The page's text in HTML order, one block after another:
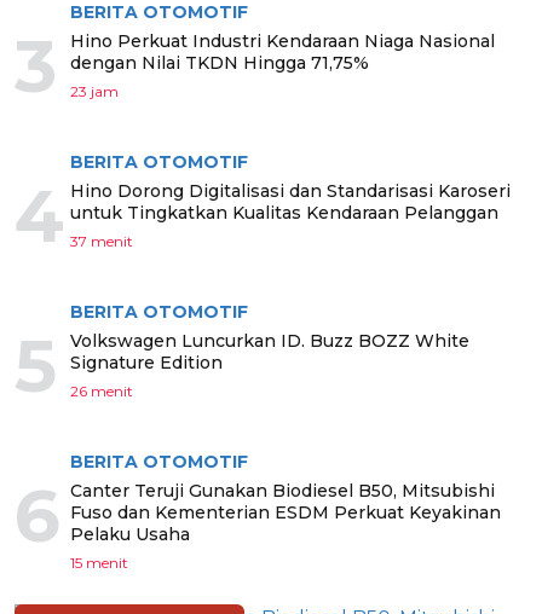
3
BERITA OTOMOTIF
Hino Perkuat Industri Kendaraan Niaga Nasional
dengan Nilai TKDN Hingga 71,75%
23 jam
4
BERITA OTOMOTIF
Hino Dorong Digitalisasi dan Standarisasi Karoseri
untuk Tingkatkan Kualitas Kendaraan Pelanggan
37 menit
5
BERITA OTOMOTIF
Volkswagen Luncurkan ID. Buzz BOZZ White
Signature Edition
26 menit
6
BERITA OTOMOTIF
Canter Teruji Gunakan Biodiesel B50, Mitsubishi
Fuso dan Kementerian ESDM Perkuat Keyakinan
Pelaku Usaha
15 menit